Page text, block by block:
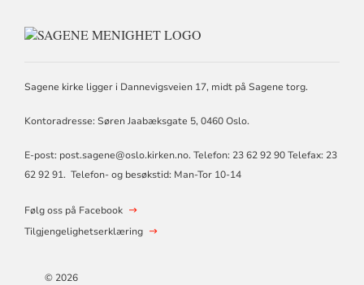
KONTAKTINFORMASJON
Sagene kirke ligger i Dannevigsveien 17, midt på Sagene torg.
Kontoradresse: Søren Jaabæksgate 5, 0460 Oslo.
E-post: post.sagene@oslo.kirken.no. Telefon: 23 62 92 90 Telefax: 23
62 92 91. Telefon- og besøkstid: Man-Tor 10-14
Følg oss på Facebook
Tilgjengelighetserklæring
© 2026